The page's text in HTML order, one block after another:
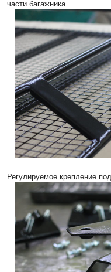
части багажника.
Регулируемое крепление